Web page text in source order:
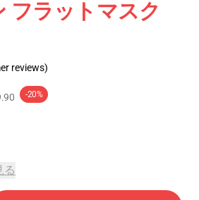
フラットマスク
reviews)
-20%
る